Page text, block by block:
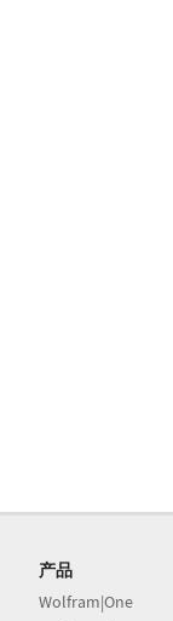
产品
Wolfram|One